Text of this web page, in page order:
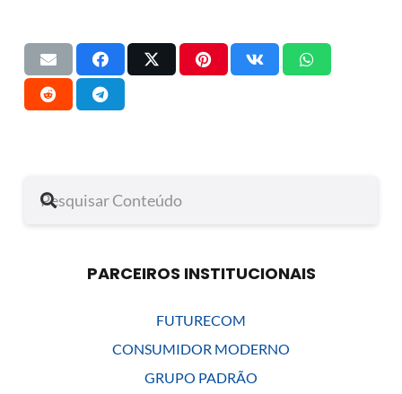
PARCEIROS INSTITUCIONAIS
FUTURECOM
CONSUMIDOR MODERNO
GRUPO PADRÃO